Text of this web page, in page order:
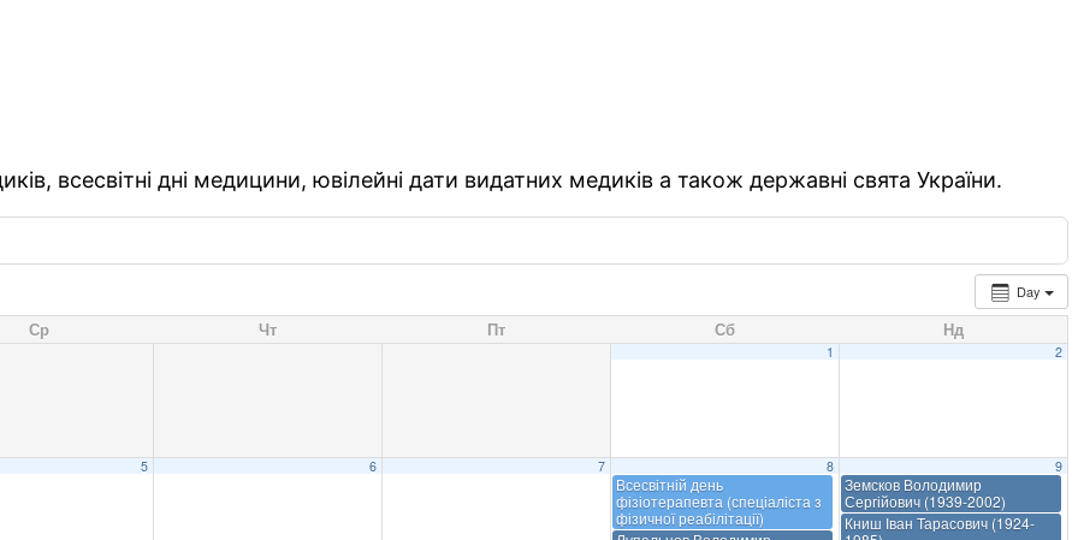
всесвітні дні медицини, ювілейні дати видатних медиків а також державні свята України.
Day
Ср Чт Пт Сб Нд
1 2
5 6 7 8
Всесвітній день
фізіотерапевта (спеціаліста з
фізичної реабілітації)
9
Земсков Володимир
Сергійович (1939-2002)
Книш Іван Тарасович (1924-